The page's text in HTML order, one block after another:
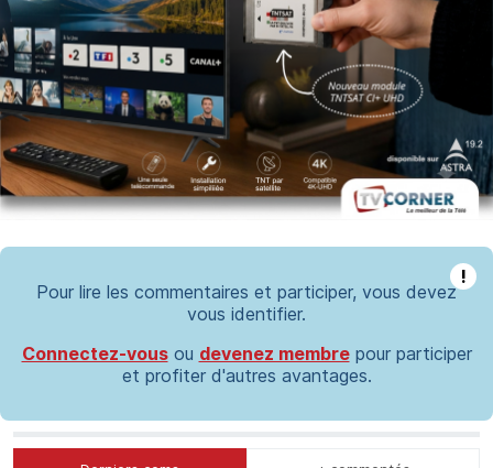
!
Pour lire les commentaires et participer, vous devez
vous identifier.
Connectez-vousou devenez membrepour participer
et profiter d'autres avantages.